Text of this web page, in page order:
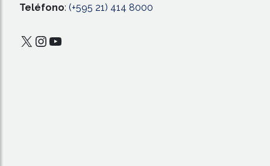
Teléfono: (+595 21) 414 8000
X Instagram
YouTube